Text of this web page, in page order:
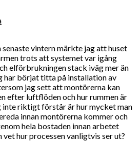
senaste vintern märkte jag att huset
trots att systemet var igång
elförbrukningen stack iväg mer än
har börjat titta på installation av
jag sett att montörerna kan
efter luftflöden och hur rummen är
inte riktigt förstår är hur mycket man
innan montörerna kommer och
hela bostaden innan arbetet
hur processen vanligtvis ser ut?